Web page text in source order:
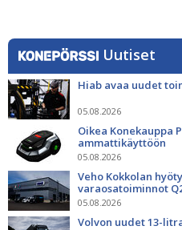
Uutiset
Hiab avaa uudet
05.08.2026
Oikea Konekauppa
ammattikäyttöön
05.08.2026
Veho Kokkolan
varaosatoiminnot
05.08.2026
Volvon uudet 13-